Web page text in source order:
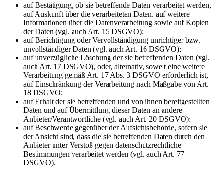
auf Bestätigung, ob sie betreffende Daten verarbeitet werden,
auf Auskunft über die verarbeiteten Daten, auf weitere
Informationen über die Datenverarbeitung sowie auf Kopien
der Daten (vgl. auch Art. 15 DSGVO);
auf Berichtigung oder Vervollständigung unrichtiger bzw.
unvollständiger Daten (vgl. auch Art. 16 DSGVO);
auf unverzügliche Löschung der sie betreffenden Daten (vgl.
auch Art. 17 DSGVO), oder, alternativ, soweit eine weitere
Verarbeitung gemäß Art. 17 Abs. 3 DSGVO erforderlich ist,
auf Einschränkung der Verarbeitung nach Maßgabe von Art.
18 DSGVO;
auf Erhalt der sie betreffenden und von ihnen bereitgestellten
Daten und auf Übermittlung dieser Daten an andere
Anbieter/Verantwortliche (vgl. auch Art. 20 DSGVO);
auf Beschwerde gegenüber der Aufsichtsbehörde, sofern sie
der Ansicht sind, dass die sie betreffenden Daten durch den
Anbieter unter Verstoß gegen datenschutzrechtliche
Bestimmungen verarbeitet werden (vgl. auch Art. 77
DSGVO).